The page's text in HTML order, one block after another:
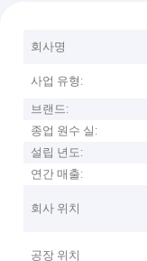
회사명
사업 유형:
브랜드:
종업 원수 실:
설립 년도:
연간 매출:
회사 위치
공장 위치